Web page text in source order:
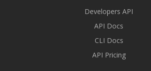
Developers API
API Docs
CLI Docs
API Pricing